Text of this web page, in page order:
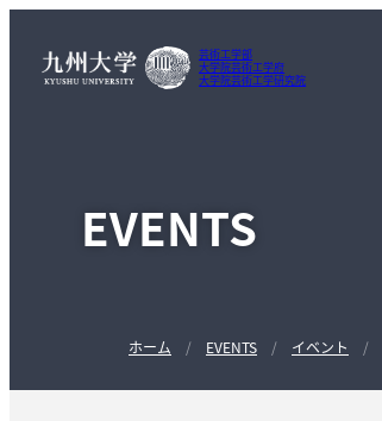
芸術工学部
大学院芸術工学府
大学院芸術工学研究院
EVENTS
ホーム EVENTS イベント